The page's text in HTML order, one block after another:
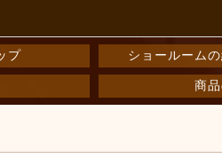
プ ショールーム
商